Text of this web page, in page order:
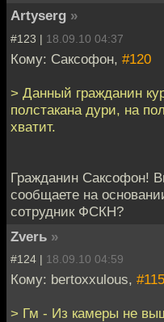
Artyserg »
#123 | 18.09.10 04:37
Кому: Саксофон, #120
> Данный гражданин
полстакана дури, на
хватит.
Гражданин Саксофон!
сообщаете на
сотрудник ФСКН?
Zverь »
#124 | 18.09.10 04:59
Кому: bertoxxulous, #115
> Гм - Из камеры не